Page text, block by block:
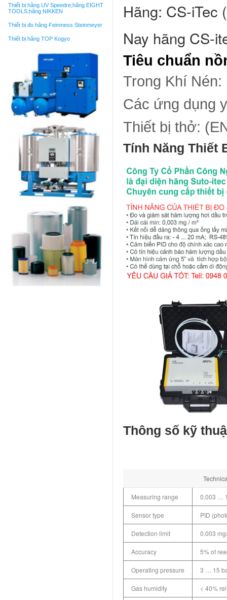
Thiết bị hãng UV Speedre;hãng EIGHT
TOOLS;hãng NIKKEN
Thiết bị đo hãng Feinmess Steinmeyer
Thiết bị hãng TOP Kogyo
Hãng: CS-iTec
Nay hãng CS-
Tiêu chuẩn
Trong Khí
Các ứng dụng
Thiết bị thở:
Tính Năng Thiết
Thông số kỹ
Measuring range 0.003 …
Sensor type PID
Detection limit 0.003
Accuracy 5% of
Operating pressure 3 … 15
Gas humidity < 40%